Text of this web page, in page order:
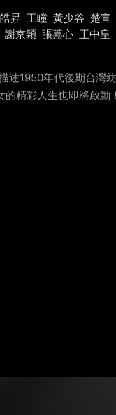
昇 王瞳 黃少谷 楚宣
謝京穎 張䕒心 王中皇
1950年代後期台灣
的精彩人生也即將啟動